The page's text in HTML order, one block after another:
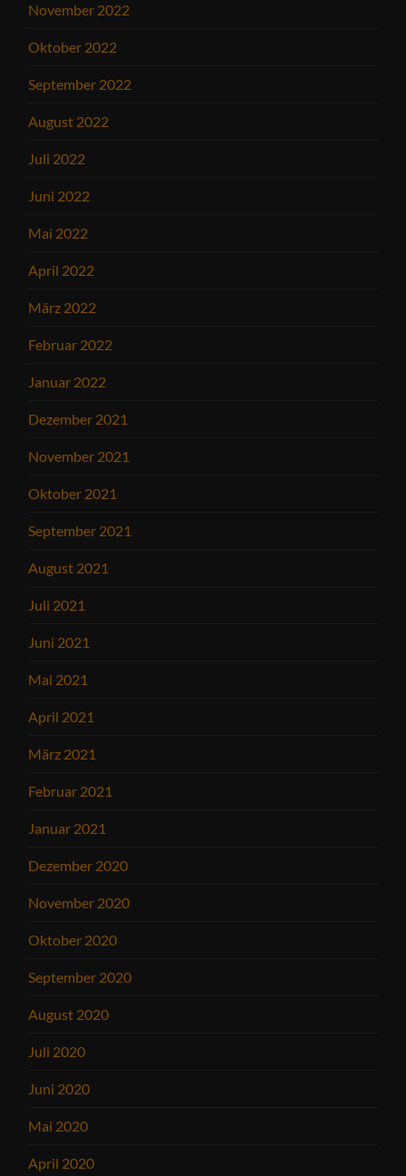
November 2022
Oktober 2022
September 2022
August 2022
Juli 2022
Juni 2022
Mai 2022
April 2022
März 2022
Februar 2022
Januar 2022
Dezember 2021
November 2021
Oktober 2021
September 2021
August 2021
Juli 2021
Juni 2021
Mai 2021
April 2021
März 2021
Februar 2021
Januar 2021
Dezember 2020
November 2020
Oktober 2020
September 2020
August 2020
Juli 2020
Juni 2020
Mai 2020
April 2020